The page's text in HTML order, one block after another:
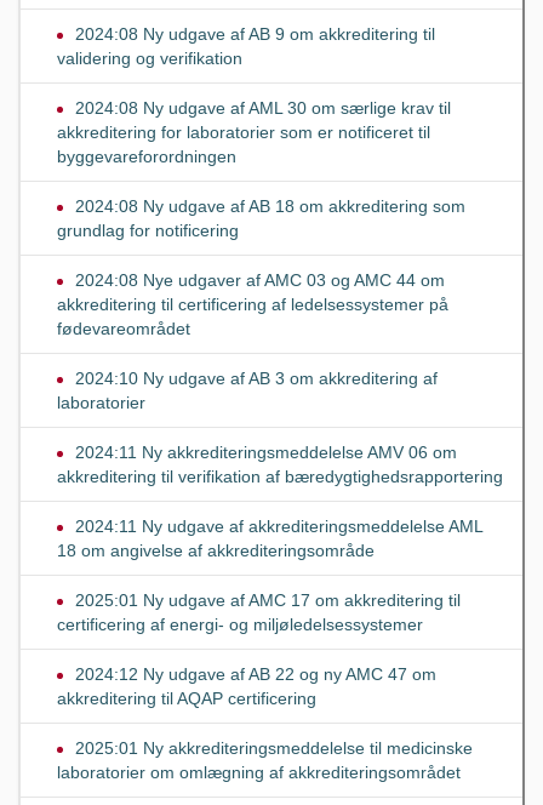
2024:08 Ny udgave af AB 9 om akkreditering til
validering og verifikation
2024:08 Ny udgave af AML 30 om særlige krav til
akkreditering for laboratorier som er notificeret til
byggevareforordningen
2024:08 Ny udgave af AB 18 om akkreditering som
grundlag for notificering
2024:08 Nye udgaver af AMC 03 og AMC 44 om
akkreditering til certificering af ledelsessystemer på
fødevareområdet
2024:10 Ny udgave af AB 3 om akkreditering af
laboratorier
2024:11 Ny akkrediteringsmeddelelse AMV 06 om
akkreditering til verifikation af bæredygtighedsrapportering
2024:11 Ny udgave af akkrediteringsmeddelelse AML
18 om angivelse af akkrediteringsområde
2025:01 Ny udgave af AMC 17 om akkreditering til
certificering af energi- og miljøledelsessystemer
2024:12 Ny udgave af AB 22 og ny AMC 47 om
akkreditering til AQAP certificering
2025:01 Ny akkrediteringsmeddelelse til medicinske
laboratorier om omlægning af akkrediteringsområdet